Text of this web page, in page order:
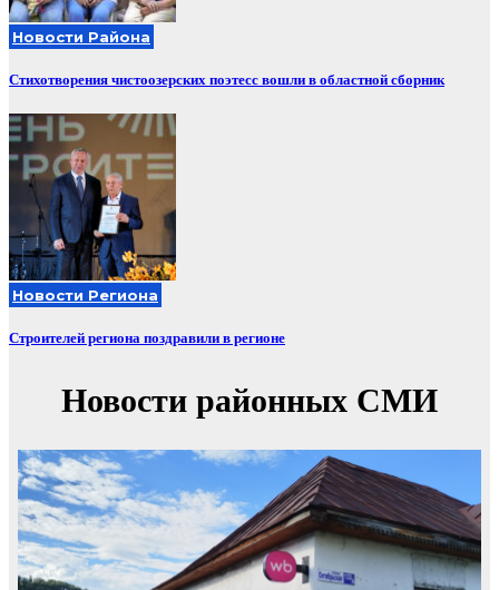
Новости Района
Стихотворения чистоозерских поэтесс вошли в областной сборник
Новости Региона
Строителей региона поздравили в регионе